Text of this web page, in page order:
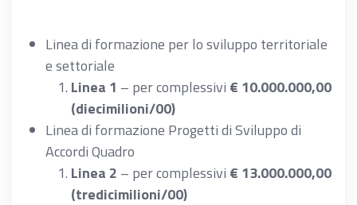
Linea di formazione per lo sviluppo territoriale
e settoriale
Linea 1 – per complessivi € 10.000.000,00
(diecimilioni/00)
Linea di formazione Progetti di Sviluppo di
Accordi Quadro
Linea 2 – per complessivi € 13.000.000,00
(tredicimilioni/00)